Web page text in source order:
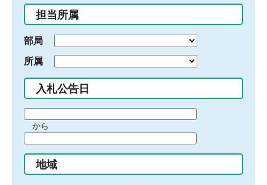
入
力
担当所属
部局
所属
入札公告日
間
始
り
から
間
終
地域